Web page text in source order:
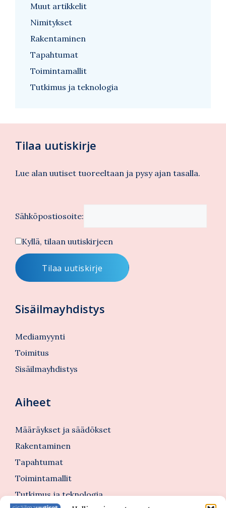
Muut artikkelit
Nimitykset
Rakentaminen
Tapahtumat
Toimintamallit
Tutkimus ja teknologia
Tilaa uutiskirje
Lue alan uutiset tuoreeltaan ja pysy ajan tasalla.
Sähköpostiosoite:
Kyllä, tilaan uutiskirjeen
Sisäilmayhdistys
Mediamyynti
Toimitus
Sisäilmayhdistys
Aiheet
Määräykset ja säädökset
Rakentaminen
Tapahtumat
Toimintamallit
Tutkimus ja teknologia